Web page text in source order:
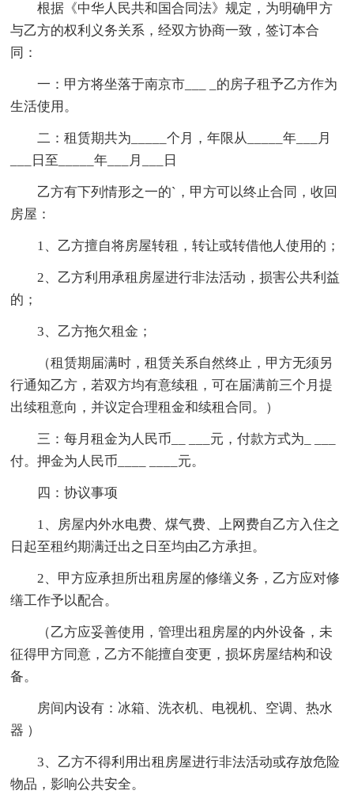
根据《中华人民共和国合同法》规定，为明确甲方
与乙方的权利义务关系，经双方协商一致，签订本合
同：
一：甲方将坐落于南京市___ _的房子租予乙方作为
生活使用。
二：租赁期共为_____个月，年限从_____年___月
___日至_____年___月___日
乙方有下列情形之一的`，甲方可以终止合同，收回
房屋：
1、乙方擅自将房屋转租，转让或转借他人使用的；
2、乙方利用承租房屋进行非法活动，损害公共利益
的；
3、乙方拖欠租金；
（租赁期届满时，租赁关系自然终止，甲方无须另
行通知乙方，若双方均有意续租，可在届满前三个月提
出续租意向，并议定合理租金和续租合同。）
三：每月租金为人民币__ ___元，付款方式为_ ___
付。押金为人民币____ ____元。
四：协议事项
1、房屋内外水电费、煤气费、上网费自乙方入住之
日起至租约期满迁出之日至均由乙方承担。
2、甲方应承担所出租房屋的修缮义务，乙方应对修
缮工作予以配合。
（乙方应妥善使用，管理出租房屋的内外设备，未
征得甲方同意，乙方不能擅自变更，损坏房屋结构和设
备。
房间内设有：冰箱、洗衣机、电视机、空调、热水
器 ）
3、乙方不得利用出租房屋进行非法活动或存放危险
物品，影响公共安全。